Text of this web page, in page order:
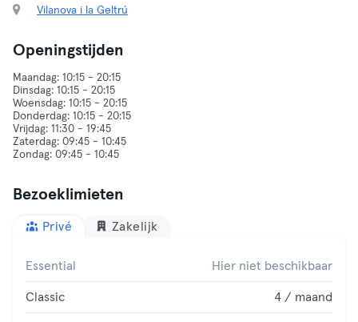
Vilanova i la Geltrú
Openingstijden
Maandag: 10:15 - 20:15
Dinsdag: 10:15 - 20:15
Woensdag: 10:15 - 20:15
Donderdag: 10:15 - 20:15
Vrijdag: 11:30 - 19:45
Zaterdag: 09:45 - 10:45
Bezoeklimieten
Privé Zakelijk
Essential Hier niet beschikbaar
Classic 4 / maand